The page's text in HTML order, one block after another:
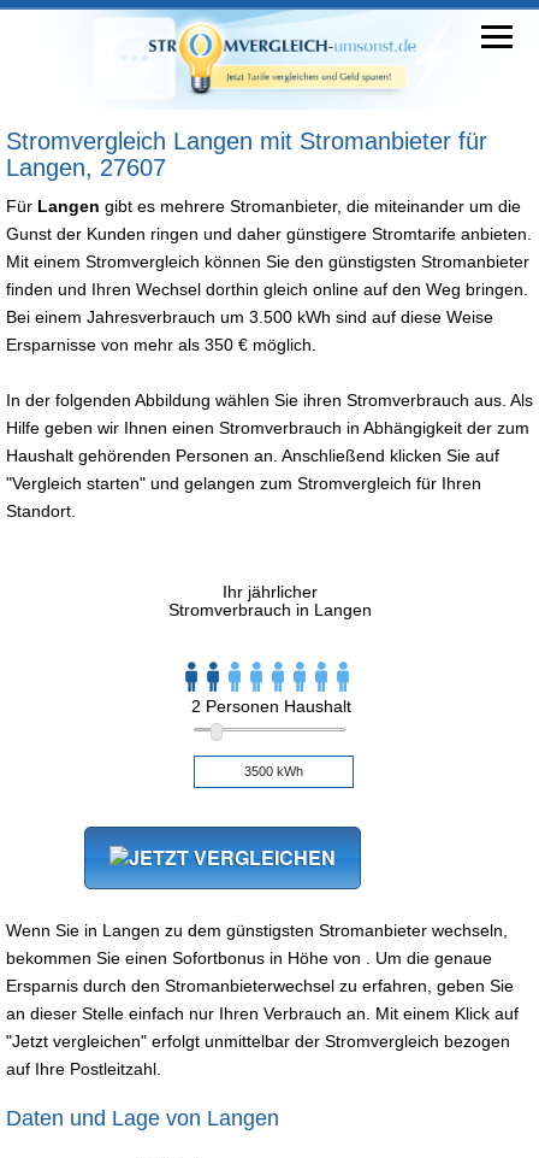
Stromvergleich Langen mit Stromanbieter für
Langen, 27607
Für Langen gibt es mehrere Stromanbieter, die miteinander um die
Gunst der Kunden ringen und daher günstigere Stromtarife anbieten.
Mit einem Stromvergleich können Sie den günstigsten Stromanbieter
finden und Ihren Wechsel dorthin gleich online auf den Weg bringen.
Bei einem Jahresverbrauch um 3.500 kWh sind auf diese Weise
Ersparnisse von mehr als 350 € möglich.
In der folgenden Abbildung wählen Sie ihren Stromverbrauch aus. Als
Hilfe geben wir Ihnen einen Stromverbrauch in Abhängigkeit der zum
Haushalt gehörenden Personen an. Anschließend klicken Sie auf
"Vergleich starten" und gelangen zum Stromvergleich für Ihren
Standort.
Ihr jährlicher
Stromverbrauch in Langen
2 Personen Haushalt
Wenn Sie in Langen zu dem günstigsten Stromanbieter wechseln,
bekommen Sie einen Sofortbonus in Höhe von . Um die genaue
Ersparnis durch den Stromanbieterwechsel zu erfahren, geben Sie
an dieser Stelle einfach nur Ihren Verbrauch an. Mit einem Klick auf
"Jetzt vergleichen" erfolgt unmittelbar der Stromvergleich bezogen
auf Ihre Postleitzahl.
Daten und Lage von Langen